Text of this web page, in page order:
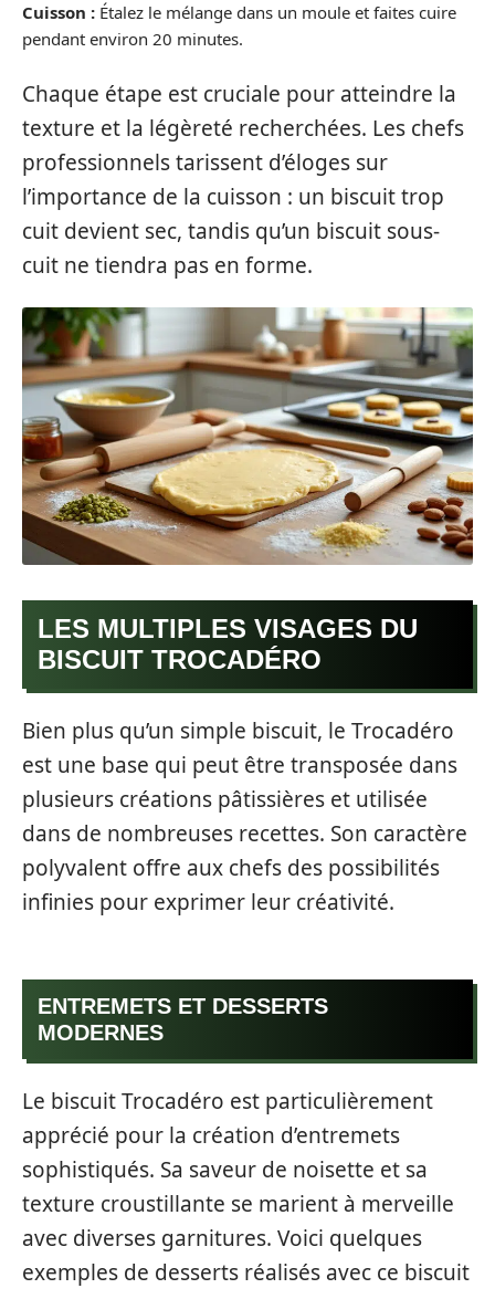
Cuisson : Étalez le mélange dans un moule et faites cuire
pendant environ 20 minutes.
Chaque étape est cruciale pour atteindre la
texture et la légèreté recherchées. Les chefs
professionnels tarissent d’éloges sur
l’importance de la cuisson : un biscuit trop
cuit devient sec, tandis qu’un biscuit sous-
cuit ne tiendra pas en forme.
LES MULTIPLES VISAGES DU
BISCUIT TROCADÉRO
Bien plus qu’un simple biscuit, le Trocadéro
est une base qui peut être transposée dans
plusieurs créations pâtissières et utilisée
dans de nombreuses recettes. Son caractère
polyvalent offre aux chefs des possibilités
infinies pour exprimer leur créativité.
ENTREMETS ET DESSERTS
MODERNES
Le biscuit Trocadéro est particulièrement
apprécié pour la création d’entremets
sophistiqués. Sa saveur de noisette et sa
texture croustillante se marient à merveille
avec diverses garnitures. Voici quelques
exemples de desserts réalisés avec ce biscuit